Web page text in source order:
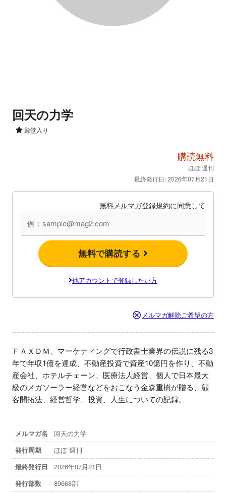
回天の力学
殿堂入り
購読無料
ほぼ 週刊
最終発行日: 2026年07月21日
無料メルマガ登録規約に同意して
無料で購読する
他アカウントで登録したい方
メルマガ解除ご希望の方
ＦＡＸＤＭ、マーケティングで行政書士業界の伝説に残る3
年で年収1億を達成、不動産投資で資産10億円を作り、不動
産会社、ホテルチェーン、医療法人経営、個人で日本最大
級のメガソーラー経営などをおこなう金森重樹が贈る、顧
客開拓法、経営哲学、投資、人生についての記録。
メルマガ名
回天の力学
発行周期
ほぼ 週刊
最終発行日
2026年07月21日
発行部数
89668部